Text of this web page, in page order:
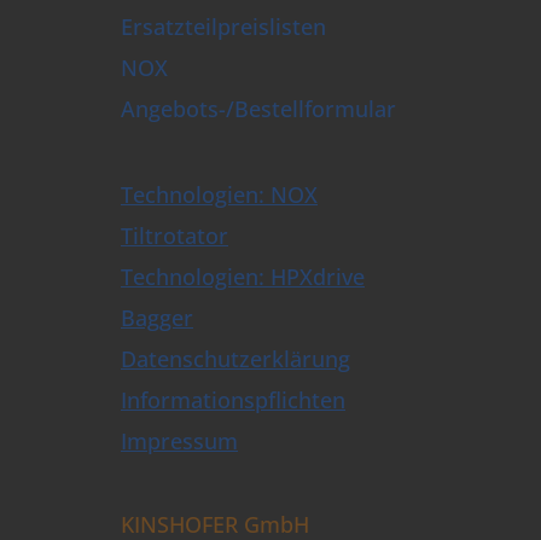
Ersatzteilpreislisten
NOX
Angebots-/Bestellformular
Technologien: NOX
Tiltrotator
Technologien: HPXdrive
Bagger
Datenschutzerklärung
Informationspflichten
Impressum
KINSHOFER GmbH